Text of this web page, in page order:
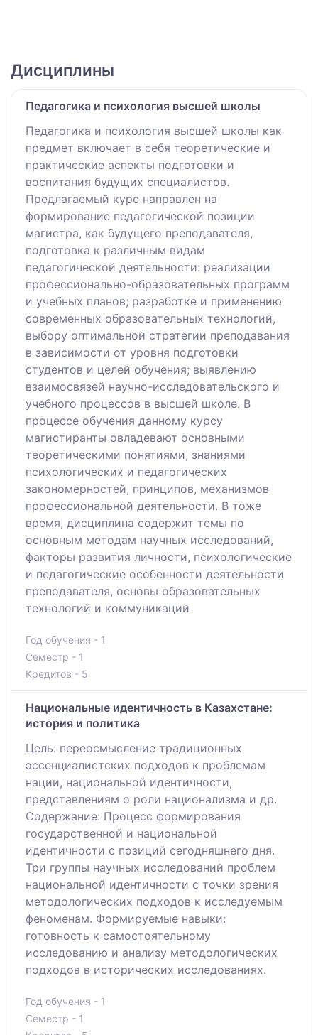
Дисциплины
Педагогика и психология высшей школы
Педагогика и психология высшей школы как
предмет включает в себя теоретические и
практические аспекты подготовки и
воспитания будущих специалистов.
Предлагаемый курс направлен на
формирование педагогической позиции
магистра, как будущего преподавателя,
подготовка к различным видам
педагогической деятельности: реализации
профессионально-образовательных программ
и учебных планов; разработке и применению
современных образовательных технологий,
выбору оптимальной стратегии преподавания
в зависимости от уровня подготовки
студентов и целей обучения; выявлению
взаимосвязей научно-исследовательского и
учебного процессов в высшей школе. В
процессе обучения данному курсу
магистиранты овладевают основными
теоретическими понятиями, знаниями
психологических и педагогических
закономерностей, принципов, механизмов
профессиональной деятельности. В тоже
время, дисциплина содержит темы по
основным методам научных исследований,
факторы развития личности, психологические
и педагогические особенности деятельности
преподавателя, основы образовательных
технологий и коммуникаций
Год обучения - 1
Семестр - 1
Кредитов - 5
Национальные идентичность в Казахстане:
история и политика
Цель: переосмысление традиционных
эссенциалистских подходов к проблемам
нации, национальной идентичности,
представлениям о роли национализма и др.
Содержание: Процесс формирования
государственной и национальной
идентичности с позиций сегодняшнего дня.
Три группы научных исследований проблем
национальной идентичности с точки зрения
методологических подходов к исследуемым
феноменам. Формируемые навыки:
готовность к самостоятельному
исследованию и анализу методологических
подходов в исторических исследованиях.
Год обучения - 1
Семестр - 1